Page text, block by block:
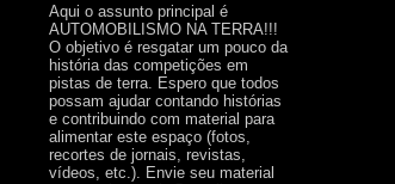
Aqui o assunto principal é
AUTOMOBILISMO NA TERRA!!!
O objetivo é resgatar um pouco da
história das competições em
pistas de terra. Espero que todos
possam ajudar contando histórias
e contribuindo com material para
alimentar este espaço (fotos,
recortes de jornais, revistas,
vídeos, etc.). Envie seu material